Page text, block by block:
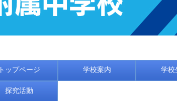
トップページ 学校案内 学校
探究活動